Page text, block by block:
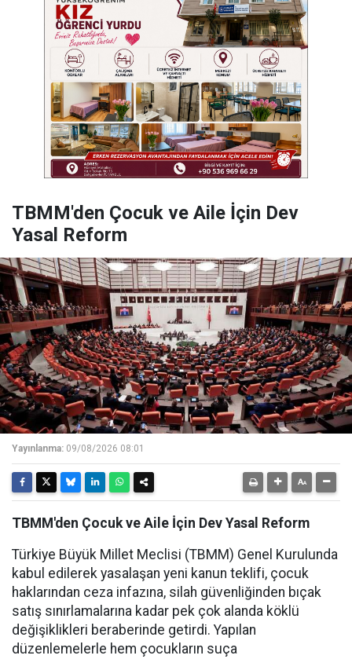
TBMM'den Çocuk ve Aile İçin Dev
Yasal Reform
Yayınlanma: 09/08/2026 08:01
TBMM'den Çocuk ve Aile İçin Dev Yasal Reform
Türkiye Büyük Millet Meclisi (TBMM) Genel Kurulunda
kabul edilerek yasalaşan yeni kanun teklifi, çocuk
haklarından ceza infazına, silah güvenliğinden bıçak
satış sınırlamalarına kadar pek çok alanda köklü
değişiklikleri beraberinde getirdi. Yapılan
düzenlemelerle hem çocukların suça